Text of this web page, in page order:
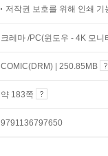
저작권 보호를 위해 인쇄 기
크레마 /PC(윈도우 - 4K 모
COMIC(DRM) | 250.85MB
약 183쪽
9791136797650